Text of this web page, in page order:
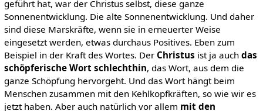
geführt hat, war der Christus selbst, diese ganze
Sonnenentwicklung. Die alte Sonnenentwicklung. Und daher
sind diese Marskräfte, wenn sie in erneuerter Weise
eingesetzt werden, etwas durchaus Positives. Eben zum
Beispiel in der Kraft des Wortes. Der Christus ist ja auch das
schöpferische Wort schlechthin, das Wort, aus dem die
ganze Schöpfung hervorgeht. Und das Wort hängt beim
Menschen zusammen mit den Kehlkopfkräften, so wie wir es
jetzt haben. Aber auch natürlich vor allem mit den